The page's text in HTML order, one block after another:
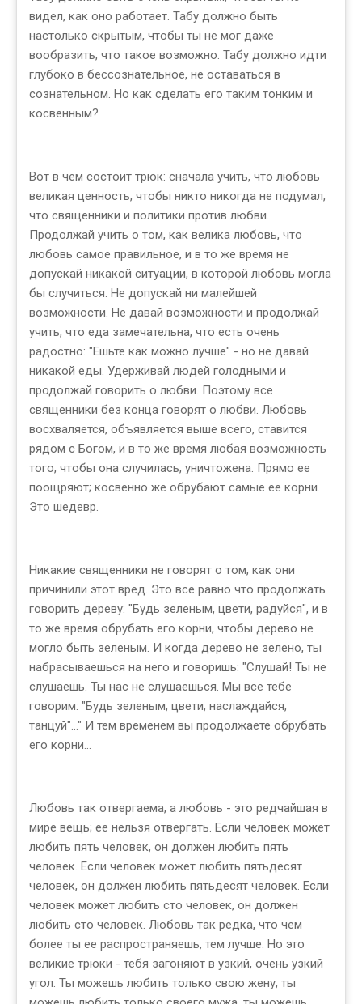
видел, как оно работает. Табу должно быть
настолько скрытым, чтобы ты не мог даже
вообразить, что такое возможно. Табу должно идти
глубоко в бессознательное, не оставаться в
сознательном. Но как сделать его таким тонким и
косвенным?
Вот в чем состоит трюк: сначала учить, что любовь
великая ценность, чтобы никто никогда не подумал,
что священники и политики против любви.
Продолжай учить о том, как велика любовь, что
любовь самое правильное, и в то же время не
допускай никакой ситуации, в которой любовь могла
бы случиться. Не допускай ни малейшей
возможности. Не давай возможности и продолжай
учить, что еда замечательна, что есть очень
радостно: "Ешьте как можно лучше" - но не давай
никакой еды. Удерживай людей голодными и
продолжай говорить о любви. Поэтому все
священники без конца говорят о любви. Любовь
восхваляется, объявляется выше всего, ставится
рядом с Богом, и в то же время любая возможность
того, чтобы она случилась, уничтожена. Прямо ее
поощряют; косвенно же обрубают самые ее корни.
Это шедевр.
Никакие священники не говорят о том, как они
причинили этот вред. Это все равно что продолжать
говорить дереву: "Будь зеленым, цвети, радуйся", и в
то же время обрубать его корни, чтобы дерево не
могло быть зеленым. И когда дерево не зелено, ты
набрасываешься на него и говоришь: "Слушай! Ты не
слушаешь. Ты нас не слушаешься. Мы все тебе
говорим: "Будь зеленым, цвети, наслаждайся,
танцуй"..." И тем временем вы продолжаете обрубать
его корни...
Любовь так отвергаема, а любовь - это редчайшая в
мире вещь; ее нельзя отвергать. Если человек может
любить пять человек, он должен любить пять
человек. Если человек может любить пятьдесят
человек, он должен любить пятьдесят человек. Если
человек может любить сто человек, он должен
любить сто человек. Любовь так редка, что чем
более ты ее распространяешь, тем лучше. Но это
великие трюки - тебя загоняют в узкий, очень узкий
угол. Ты можешь любить только свою жену, ты